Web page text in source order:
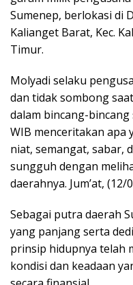
Sumenep, berlokasi di
Kalianget Barat, Kec.
Timur.
Molyadi selaku
dan tidak sombong
dalam bincang-
WIB menceritakan apa
niat, semangat, sabar,
sungguh dengan
daerahnya. Jum’at, (12/
Sebagai putra daerah
yang panjang serta
prinsip hidupnya telah
kondisi dan keadaan